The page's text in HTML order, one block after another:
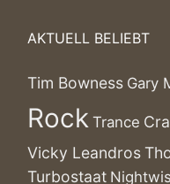
AKTUELL BELIEBT
Tim Bowness Gary
Rock Trance
Vicky Leandros
Turbostaat